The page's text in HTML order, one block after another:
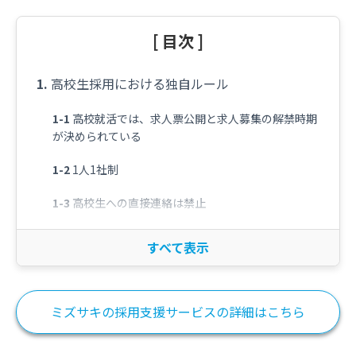
[ 目次 ]
高校生採用における独自ルール
高校就活では、求人票公開と求人募集の解禁時期
が決められている
1人1社制
高校生への直接連絡は禁止
高校生を採用する上で合否基準にしてはいけない
14項目
高校新卒採用は「書類選考のみ」の選考は禁止
ミズサキの採用支援サービスの詳細はこちら